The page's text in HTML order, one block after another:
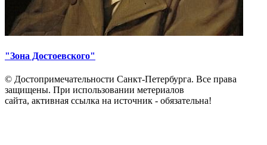
"Зона Достоевского"
© Достопримечательности Санкт-Петербурга. Все права
защищены. При использовании метериалов
сайта, активная ссылка на источник - обязательна!